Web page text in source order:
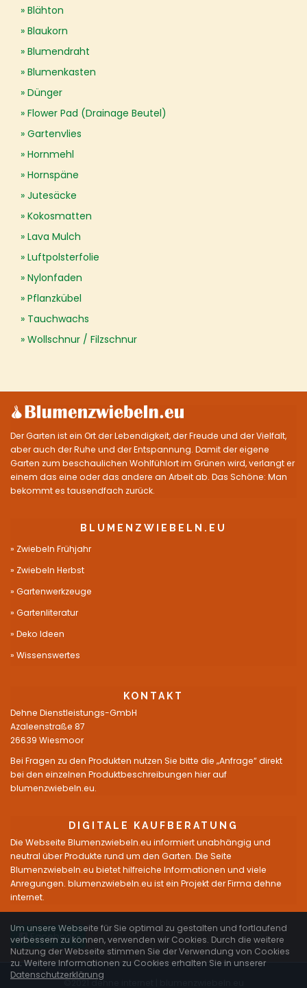
Blähton
Blaukorn
Blumendraht
Blumenkasten
Dünger
Flower Pad (Drainage Beutel)
Gartenvlies
Hornmehl
Hornspäne
Jutesäcke
Kokosmatten
Lava Mulch
Luftpolsterfolie
Nylonfaden
Pflanzkübel
Tauchwachs
Wollschnur / Filzschnur
Der Garten ist ein Ort der Lebendigkeit, der Freude und der Vielfalt,
aber auch der Ruhe und der Entspannung. Damit der eigene
Garten zum beschaulichen Wohlfühlort im Grünen wird, verlangt er
einem das eine oder das andere an Arbeit ab. Das Schöne: Man
bekommt es tausendfach zurück.
BLUMENZWIEBELN.EU
Zwiebeln Frühjahr
Zwiebeln Herbst
Gartenwerkzeuge
Gartenliteratur
Deko Ideen
Wissenswertes
KONTAKT
Dehne Dienstleistungs-GmbH
Azaleenstraße 87
26639 Wiesmoor
Bei Fragen zu den Produkten nutzen Sie bitte die „Anfrage“ direkt
bei den einzelnen Produktbeschreibungen hier auf
blumenzwiebeln.eu.
DIGITALE KAUFBERATUNG
Die Webseite Blumenzwiebeln.eu informiert unabhängig und
neutral über Produkte rund um den Garten. Die Seite
Blumenzwiebeln.eu bietet hilfreiche Informationen und viele
Anregungen. blumenzwiebeln.eu ist ein Projekt der Firma dehne
internet.
Facebook
©2021 dehne internet |
Um unsere Webseite für Sie optimal zu gestalten und fortlaufend
verbessern zu können, verwenden wir Cookies. Durch die weitere
Nutzung der Webseite stimmen Sie der Verwendung von Cookies
zu. Weitere Informationen zu Cookies erhalten Sie in unserer
Datenschutzerklärung